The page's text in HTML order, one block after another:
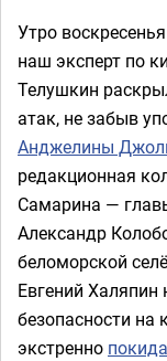
Утро
наш эксперт по
Телушкин
атак, не забыв
Анджелины
редакционная
Самарина —
Александр
беломорской
Евгений
безопасности на
экстренно